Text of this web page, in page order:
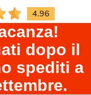
4.96
dopo il
spediti a